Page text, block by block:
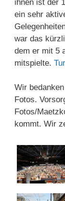
ihnen ist der
ein sehr
war das
dem er mit 5
mitspielte.
Wir
Fotos.
Fotos/
kommt. Wir